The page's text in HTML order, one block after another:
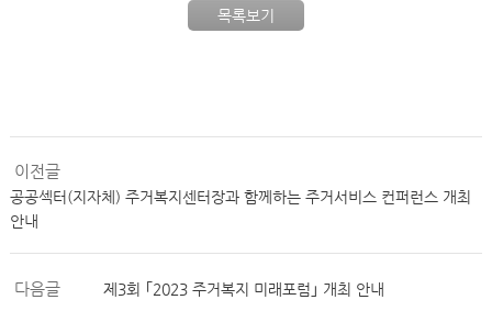
목록보기
이전글
공공섹터(지자체) 주거복지센터장과 함께하는 주거서비스 컨퍼런스 개최
안내
다음글 제3회 ｢2023 주거복지 미래포럼｣ 개최 안내